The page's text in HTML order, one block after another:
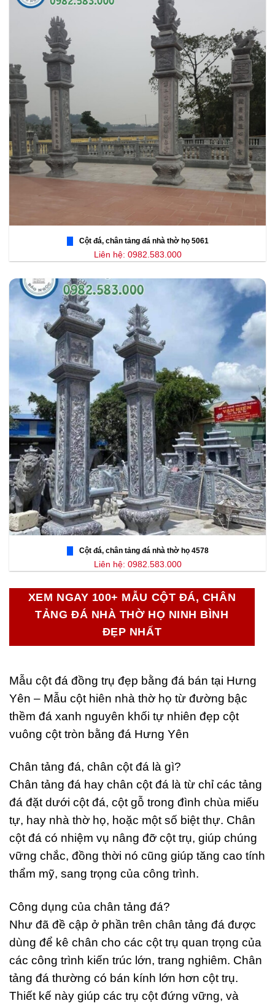
Cột đá, chân tảng đá nhà thờ họ 5061
Liên hệ: 0982.583.000
Cột đá, chân tảng đá nhà thờ họ 4578
Liên hệ: 0982.583.000
XEM NGAY 100+ MẪU CỘT ĐÁ, CHÂN
TẢNG ĐÁ NHÀ THỜ HỌ NINH BÌNH
ĐẸP NHẤT
Mẫu cột đá đồng trụ đẹp bằng đá bán tại Hưng
Yên – Mẫu cột hiên nhà thờ họ từ đường bậc
thềm đá xanh nguyên khối tự nhiên đẹp cột
vuông cột tròn bằng đá Hưng Yên
Chân tảng đá, chân cột đá là gì?
Chân tảng đá hay chân cột đá là từ chỉ các tảng
đá đặt dưới cột đá, cột gỗ trong đình chùa miếu
tự, hay nhà thờ họ, hoặc một số biệt thự. Chân
cột đá có nhiệm vụ nâng đỡ cột trụ, giúp chúng
vững chắc, đồng thời nó cũng giúp tăng cao tính
thẩm mỹ, sang trọng của công trình.
Công dụng của chân tảng đá?
Như đã đề cập ở phần trên chân tảng đá được
dùng để kê chân cho các cột trụ quan trọng của
các công trình kiến trúc lớn, trang nghiêm. Chân
tảng đá thường có bán kính lớn hơn cột trụ.
Thiết kế này giúp các trụ cột đứng vững, và